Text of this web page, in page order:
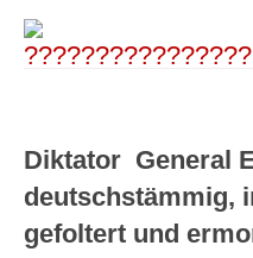
Diktator General
deutschstämmig,
gefoltert und